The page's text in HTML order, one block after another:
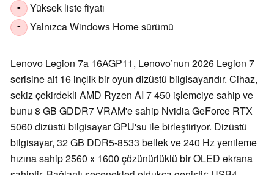
- Yüksek liste fiyatı
- Yalnızca Windows Home sürümü
Lenovo Legion 7a 16AGP11, Lenovo’nun 2026 Legion 7
serisine ait 16 inçlik bir oyun dizüstü bilgisayarıdır. Cihaz,
sekiz çekirdekli AMD Ryzen AI 7 450 işlemciye sahip ve
bunu 8 GB GDDR7 VRAM'e sahip Nvidia GeForce RTX
5060 dizüstü bilgisayar GPU'su ile birleştiriyor. Dizüstü
bilgisayar, 32 GB DDR5-8533 bellek ve 240 Hz yenileme
hızına sahip 2560 x 1600 çözünürlüklü bir OLED ekrana